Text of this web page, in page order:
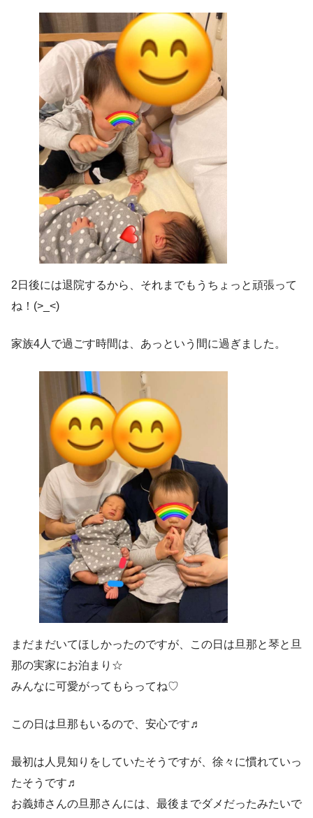
2日後には退院するから、それまでもうちょっと頑張って
ね！(>_<)
家族4人で過ごす時間は、あっという間に過ぎました。
まだまだいてほしかったのですが、この日は旦那と琴と旦
那の実家にお泊まり☆
みんなに可愛がってもらってね♡
この日は旦那もいるので、安心です♬
最初は人見知りをしていたそうですが、徐々に慣れていっ
たそうです♬
お義姉さんの旦那さんには、最後までダメだったみたいで